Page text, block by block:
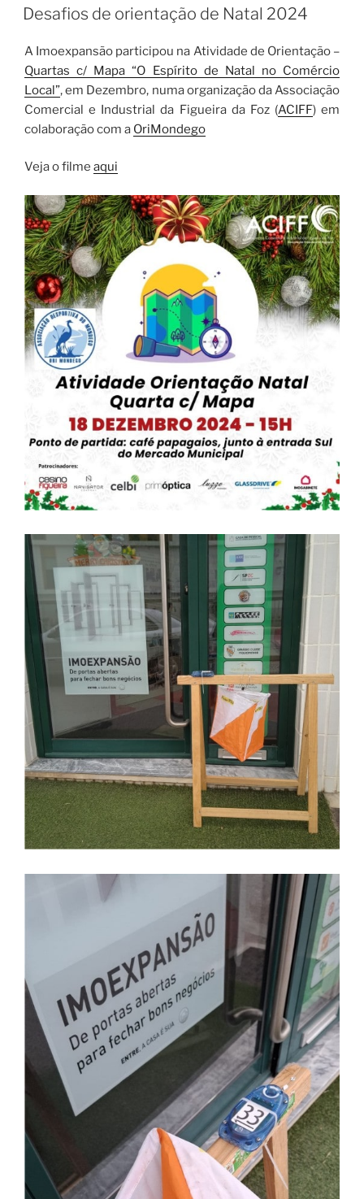
EM
Desafios de orientação de Natal 2024
A Imoexpansão participou na Atividade de Orientação –
Quartas c/ Mapa “O Espírito de Natal no Comércio
Local”, em Dezembro, numa organização da Associação
Comercial e Industrial da Figueira da Foz (ACIFF) em
colaboração com a OriMondego
Veja o filme aqui